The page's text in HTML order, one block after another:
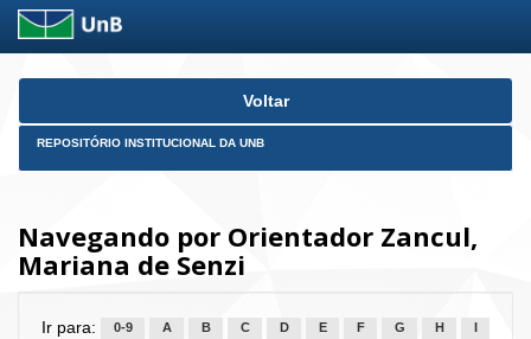
Skip
Voltar
REPOSITÓRIO INSTITUCIONAL DA UNB
Navegando por Orientador Zancul,
Mariana de Senzi
Ir para: 0-9 A B C D E F G H